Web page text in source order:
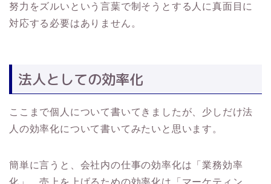
努力をズルいという言葉で制そうとする人に真面目に
対応する必要はありません。
法人としての効率化
ここまで個人について書いてきましたが、少しだけ法
人の効率化について書いてみたいと思います。
簡単に言うと、会社内の仕事の効率化は「業務効率